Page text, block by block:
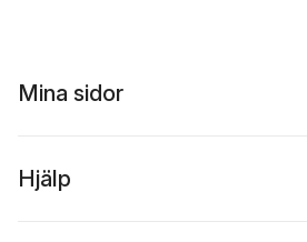
Mina sidor
Hjälp